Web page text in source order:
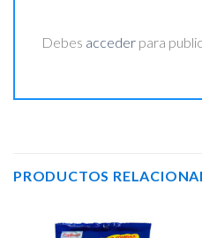
Debes acceder para
PRODUCTOS